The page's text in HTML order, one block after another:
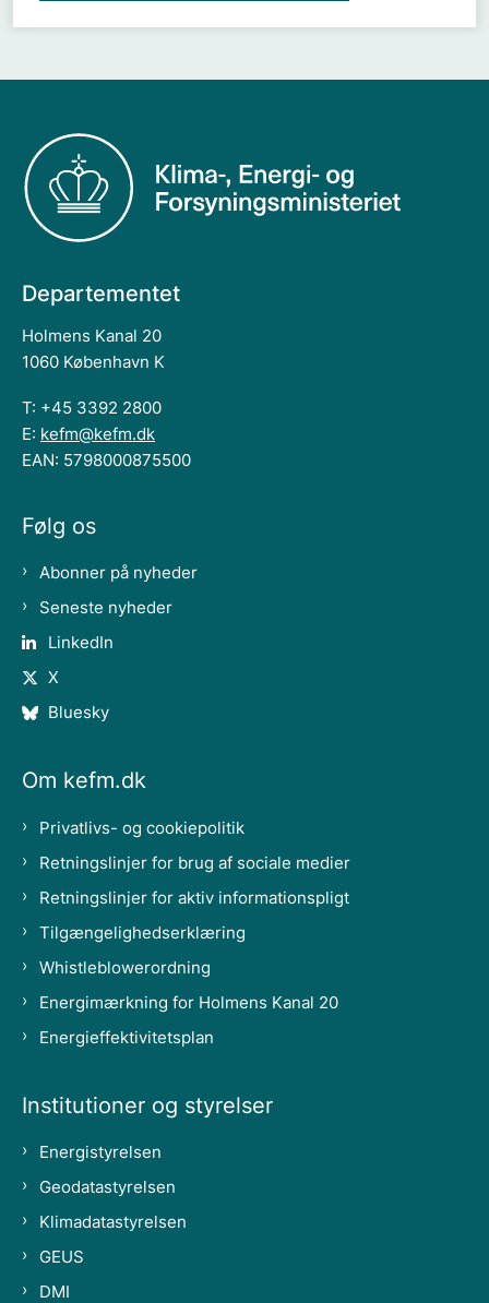
Departementet
Holmens Kanal 20
1060 København K
T: +45 3392 2800
E: kefm@kefm.dk
EAN: 5798000875500
Følg os
Abonner på nyheder
Seneste nyheder
LinkedIn
X
Bluesky
Om kefm.dk
Privatlivs- og cookiepolitik
Retningslinjer for brug af sociale medier
Retningslinjer for aktiv informationspligt
Tilgængelighedserklæring
Whistleblowerordning
Energimærkning for Holmens Kanal 20
Energieffektivitetsplan
Institutioner og styrelser
Energistyrelsen
Geodatastyrelsen
Klimadatastyrelsen
GEUS
DMI